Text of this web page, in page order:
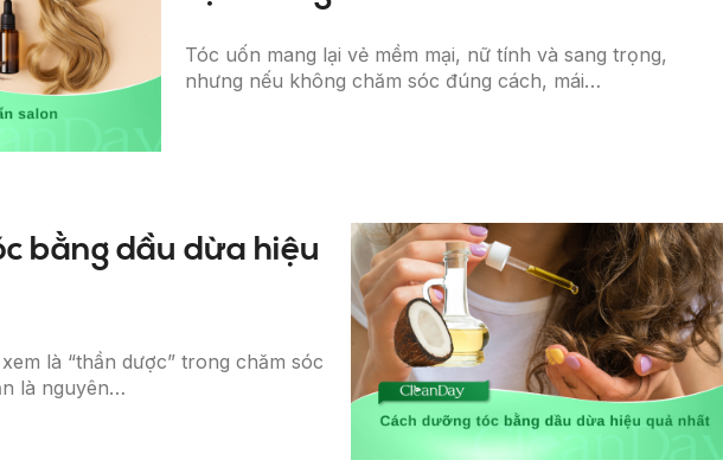
Tóc uốn mang lại vẻ mềm mại, nữ tính và sang trọng,
nhưng nếu không chăm sóc đúng cách, mái…
bằng dầu dừa hiệu
là “thần dược” trong chăm sóc
là nguyên…